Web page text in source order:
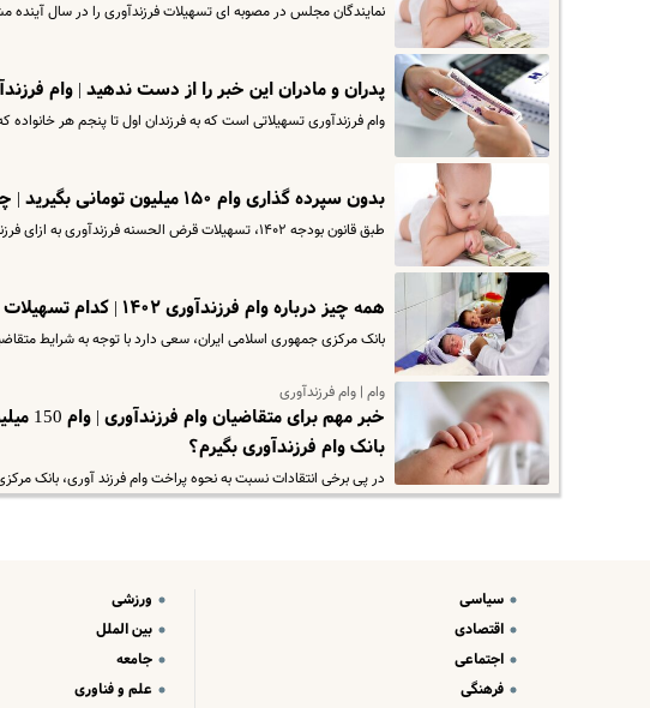
نمایندگان مجلس در مصوبه ای تسهیلات فرزندآوری را در سال
پدران و مادران این خبر را از دست ندهید | وام
وام فرزندآوری تسهیلاتی است که به فرزندان اول تا پنجم هر خانواده که بعد از سال ۱۴۰۰ به دنیا آمده
بدون سپرده گذاری وام ۱۵۰ میلیون تومانی بگیرید | چطور وام فرزندآوری بگیریم؟ + جزییات ثبت نام و لینک
طبق قانون بودجه ۱۴۰۲، تسهیلات قرض الحسنه فرزندآوری به ازای فرزند اول ۳۰ میلیون تومان، به ازای فرزند دوم ۶۰ میلیون…
همه چیز درباره وام فرزندآوری ۱۴۰۲ | کدام تسهیلات بانکی را بگیریم؟ + لینک ثبت نام
بانک مرکزی جمهوری اسلامی ایران، سعی دارد با توجه به شرایط متقاضیان، انجام روند
وام | وام فرزندآوری
خبر
بانک وام فرزندآوری بگیرم؟
در پی برخی انتقادات نسبت به نحوه پراخت وام فرزند آوری، بانک
سیاسی
اقتصادی
اجتماعی
فرهنگی
ورزشی
بین الملل
جامعه
علم و فناوری